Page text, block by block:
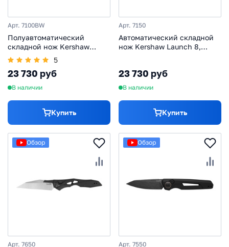
Арт. 7100BW
Полуавтоматический
складной нож Kershaw
Launch 1, сталь CPM-154,
рукоять алюминий, чёрный
5
23 730 руб
В наличии
Купить
Арт. 7150
Автоматический складной
нож Kershaw Launch 8,
23 730 руб
В наличии
Купить
Обзор
Арт. 7650
Обзор
Арт. 7550